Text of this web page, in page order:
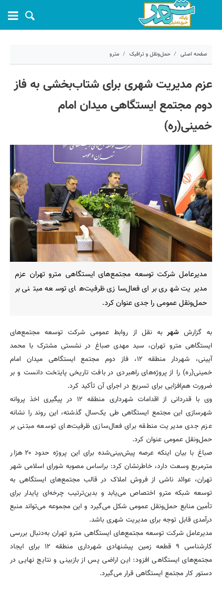
صفحه اصلی حمل‌ونقل و ترافیک مترو
کد مطلب: 78287
عزم مدیریت شهری برای شتاب‌بخشی به فاز
دوم مجتمع ایستگاهی میدان امام
خمینی(ره)
مدیرعامل شرکت توسعه مجتمع‌های ایستگاهی مترو تهران عزم
مدیریت شهری برای فعال‌سازی ظرفیت‌های توسعه مبتنی بر
حمل‌ونقل عمومی را جدی عنوان کرد.
به گزارششهربه نقل از روابط عمومی شرکت توسعه مجتمع‌های
ایستگاهی مترو تهران، سید مهدی صباغ در نشستی مشترک با محمد
آیینی، شهردار منطقه ۱۲، فاز دوم مجتمع ایستگاهی میدان امام
خمینی(ره) را از پروژه‌های راهبردی در بافت تاریخی پایتخت دانست و بر
ضرورت هم‌افزایی برای تسریع در اجرای آن تأکید کرد.
وی با قدردانی از اقدامات شهرداری منطقه ۱۲ در پیگیری اخذ پروانه
شهرسازی این مجتمع ایستگاهی طی یک‌سال گذشته، این روند را نشانه
عزم جدی مدیریت منطقه برای فعال‌سازی ظرفیت‌های توسعه مبتنی بر
حمل‌ونقل عمومی عنوان کرد.
صباغ با بیان اینکه عرصه پیش‌بینی‌شده برای این پروژه حدود ۲۰ هزار
مترمربع وسعت دارد، خاطرنشان کرد: براساس مصوبه شورای اسلامی شهر
تهران، عوائد ناشی از فروش املاک در قالب مجتمع‌های ایستگاهی به
توسعه شبکه مترو اختصاص می‌یابد و بدین‌ترتیب چرخه‌ای پایدار برای
تأمین منابع حمل‌ونقل عمومی شکل می‌گیرد و این مجموعه می‌تواند منبع
درآمدی قابل توجه برای مدیریت شهری باشد.
مدیرعامل شرکت توسعه مجتمع‌های ایستگاهی مترو تهران به‌دنبال بررسی
کارشناسی ۹ قطعه زمین پیشنهادی شهرداری منطقه ۱۲ برای ایجاد
مجتمع‌های ایستگاهی افزود: این اراضی پس از بازبینی و نتایج نهایی در
دستور کار مجتمع ایستگاهی قرار می‌گیرد.